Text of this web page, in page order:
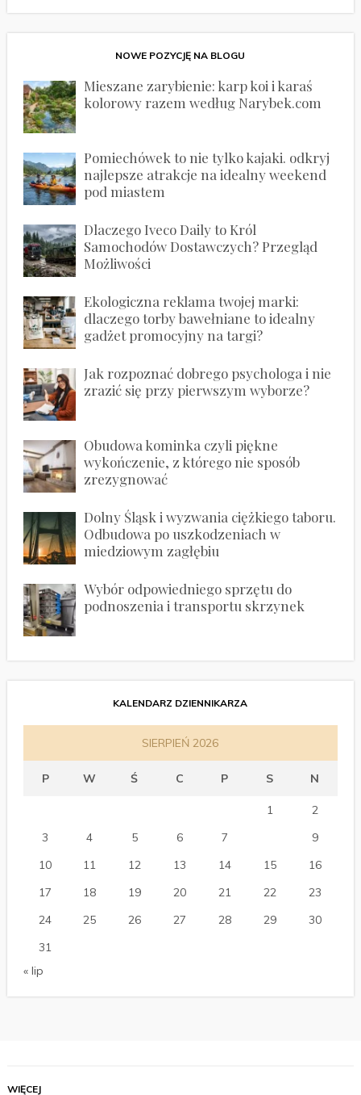
NOWE POZYCJĘ NA BLOGU
Mieszane zarybienie: karp koi i karaś
kolorowy razem według Narybek.com
Pomiechówek to nie tylko kajaki. odkryj
najlepsze atrakcje na idealny weekend
pod miastem
Dlaczego Iveco Daily to Król
Samochodów Dostawczych? Przegląd
Możliwości
Ekologiczna reklama twojej marki:
dlaczego torby bawełniane to idealny
gadżet promocyjny na targi?
Jak rozpoznać dobrego psychologa i nie
zrazić się przy pierwszym wyborze?
Obudowa kominka czyli piękne
wykończenie, z którego nie sposób
zrezygnować
Dolny Śląsk i wyzwania ciężkiego taboru.
Odbudowa po uszkodzeniach w
miedziowym zagłębiu
Wybór odpowiedniego sprzętu do
podnoszenia i transportu skrzynek
KALENDARZ DZIENNIKARZA
SIERPIEŃ 2026
P W Ś C P S N
1
2
3
4 5 6 7
9
10
11 12 13 14 15
16
17
18 19 20 21 22
23
24
25 26 27 28 29
30
31
« lip
WIĘCEJ